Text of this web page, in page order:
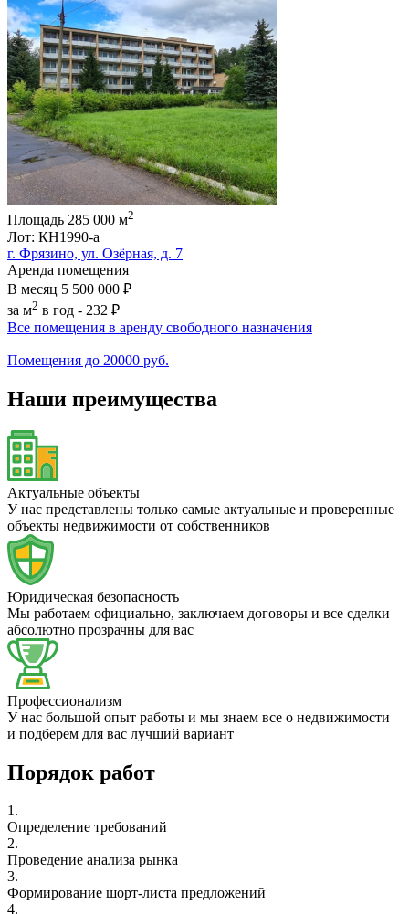
Площадь 285 000 м2
Лот: КН1990-a
г. Фрязино, ул. Озёрная, д. 7
Аренда помещения
В месяц 5 500 000 ₽
за м2 в год - 232 ₽
Все помещения в аренду свободного назначения
Помещения до 20000 руб.
Наши преимущества
Актуальные объекты
У нас представлены только самые актуальные и проверенные
объекты недвижимости от собственников
Юридическая безопасность
Мы работаем официально, заключаем договоры и все сделки
абсолютно прозрачны для вас
Профессионализм
У нас большой опыт работы и мы знаем все о недвижимости
и подберем для вас лучший вариант
Порядок работ
1.
Определение требований
2.
Проведение анализа рынка
3.
Формирование шорт-листа предложений
4.